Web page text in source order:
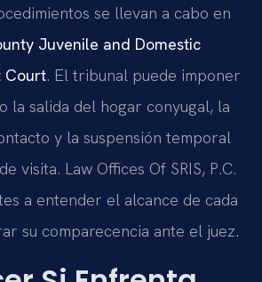
se llevan a cabo en
Juvenile and Domestic
Court. El tribunal puede imponer
la salida del hogar conyugal, la
y la suspensión temporal
visita. Law Offices Of SRIS, P.C.
a entender el alcance de cada
su comparecencia ante el juez.